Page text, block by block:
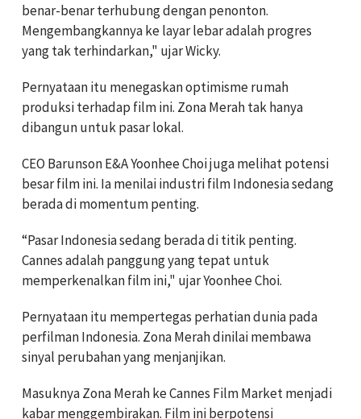
benar-benar terhubung dengan penonton.
Mengembangkannya ke layar lebar adalah progres
yang tak terhindarkan," ujar Wicky.
Pernyataan itu menegaskan optimisme rumah
produksi terhadap film ini. Zona Merah tak hanya
dibangun untuk pasar lokal.
CEO Barunson E&A Yoonhee Choi juga melihat potensi
besar film ini. Ia menilai industri film Indonesia sedang
berada di momentum penting.
“Pasar Indonesia sedang berada di titik penting.
Cannes adalah panggung yang tepat untuk
memperkenalkan film ini," ujar Yoonhee Choi.
Pernyataan itu mempertegas perhatian dunia pada
perfilman Indonesia. Zona Merah dinilai membawa
sinyal perubahan yang menjanjikan.
Masuknya Zona Merah ke Cannes Film Market menjadi
kabar menggembirakan. Film ini berpotensi